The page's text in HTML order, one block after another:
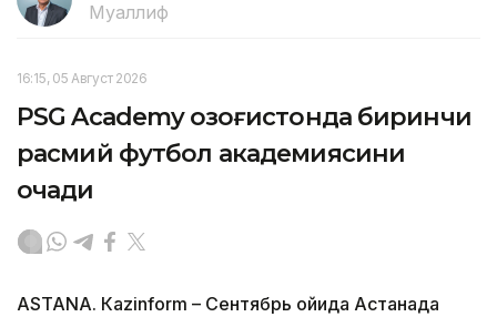
Муаллиф
16:15, 05 Август 2026
PSG Academy Қозоғистонда биринчи
расмий футбол академиясини
очади
ASTANА. Кazinform – Сентябрь ойида Астанада